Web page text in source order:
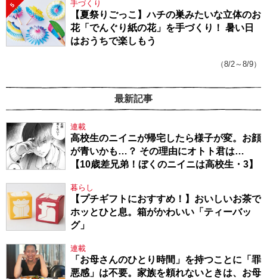
5 手づくり
【夏祭りごっこ】ハチの巣みたいな立体のお
花「でんぐり紙の花」を手づくり！ 暑い日
はおうちで楽しもう
（8/2～8/9）
最新記事
連載
高校生のニイニが帰宅したら様子が変。お顔
が青いかも…？ その理由にオトト君は…
【10歳差兄弟！ぼくのニイニは高校生・3】
暮らし
【プチギフトにおすすめ！】おいしいお茶で
ホッとひと息。箱がかわいい「ティーバッ
グ」
連載
「お母さんのひとり時間」を持つことに「罪
悪感」は不要。家族を頼れないときは、お母